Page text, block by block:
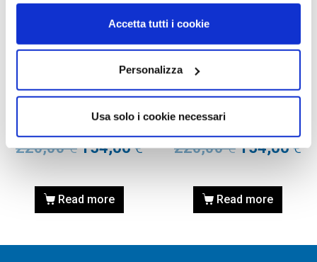
Accetta tutti i cookie
Personalizza
Usa solo i cookie necessari
OCCHIALI DA VISTA
OCCHIALE DA VISTA
VALENTINO VA3048 – 5001
BLACK Calibro 53
220,00€ 154,00€
Read more
OCCHIALI DA VISTA
OCCHIALE DA VISTA
VALENTINO VA3048 – 5002
HAVANA Calibro 53
220,00€ 154,00€
Read more